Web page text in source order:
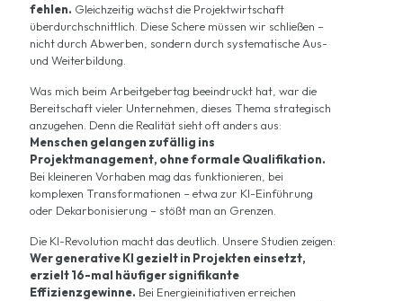
fehlen. Gleichzeitig wächst die Projektwirtschaft
überdurchschnittlich. Diese Schere müssen wir schließen –
nicht durch Abwerben, sondern durch systematische Aus-
und Weiterbildung.
Was mich beim Arbeitgebertag beeindruckt hat, war die
Bereitschaft vieler Unternehmen, dieses Thema strategisch
anzugehen. Denn die Realität sieht oft anders aus:
Menschen gelangen zufällig ins
Projektmanagement, ohne formale Qualifikation.
Bei kleineren Vorhaben mag das funktionieren, bei
komplexen Transformationen – etwa zur KI-Einführung
oder Dekarbonisierung – stößt man an Grenzen.
Die KI-Revolution macht das deutlich. Unsere Studien zeigen:
Wer generative KI gezielt in Projekten einsetzt,
erzielt 16-mal häufiger signifikante
Effizienzgewinne. Bei Energieinitiativen erreichen